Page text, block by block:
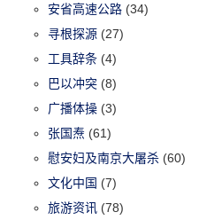
安省高速公路 (34)
寻根探源 (27)
工具辞条 (4)
巴以冲突 (8)
广播体操 (3)
张国焘 (61)
慰安妇及南京大屠杀 (60)
文化中国 (7)
旅游资讯 (78)